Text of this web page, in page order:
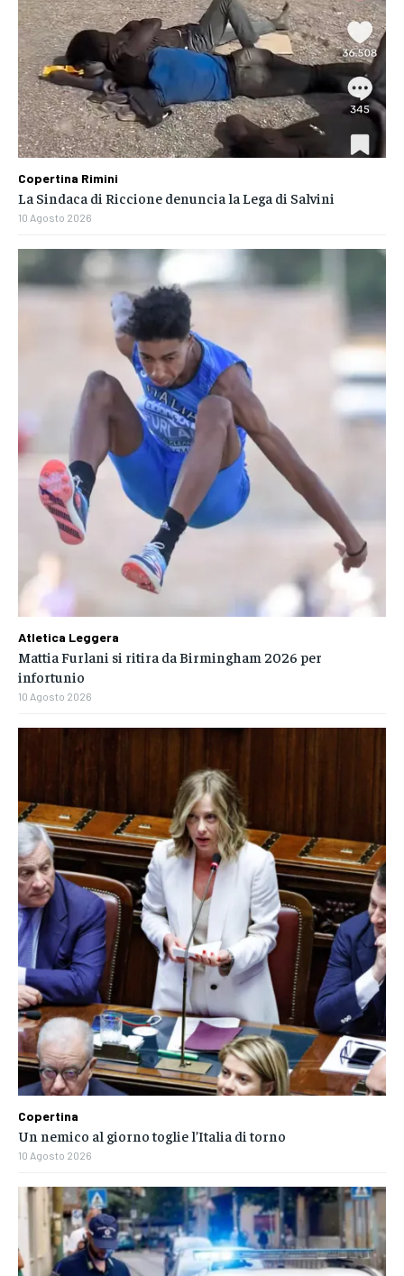
Copertina Rimini
La Sindaca di Riccione denuncia la Lega di Salvini
10 Agosto 2026
Atletica Leggera
Mattia Furlani si ritira da Birmingham 2026 per
infortunio
10 Agosto 2026
Copertina
Un nemico al giorno toglie l’Italia di torno
10 Agosto 2026